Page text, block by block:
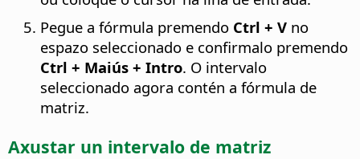
Pegue a fórmula premendo Ctrl + V no
espazo seleccionado e confirmalo premendo
Ctrl + Maiús + Intro. O intervalo
seleccionado agora contén a fórmula de
matriz.
Axustar un intervalo de matriz